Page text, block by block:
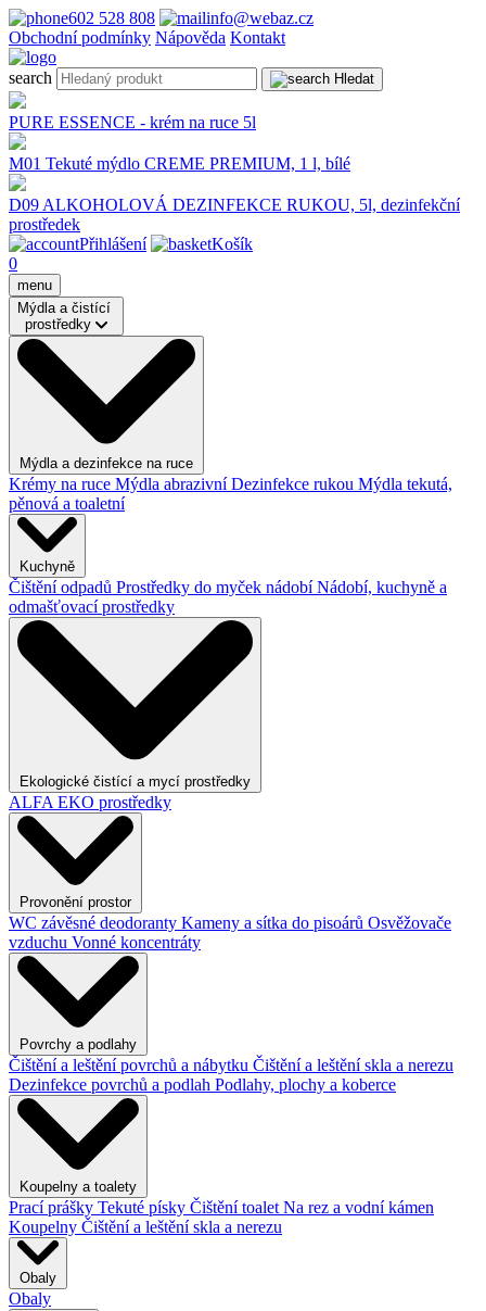
602 528 808
info@webaz.cz
Obchodní podmínky Nápověda Kontakt
search Hledat
PURE ESSENCE - krém na ruce 5l
M01 Tekuté mýdlo CREME PREMIUM, 1 l, bílé
D09 ALKOHOLOVÁ DEZINFEKCE RUKOU, 5l, dezinfekční
prostředek
Přihlášení
Košík
0
menu
Mýdla a čistící
prostředky
Mýdla a dezinfekce na ruce
Krémy na ruce Mýdla abrazivníDezinfekce rukou Mýdla tekutá,
pěnová a toaletní
Kuchyně
Čištění odpadů Prostředky do myček nádobíNádobí, kuchyně a
odmašťovací prostředky
Ekologické čistící a mycí prostředky
ALFA EKO prostředky
Provonění prostor
WC závěsné deodoranty Kameny a sítka do pisoárů Osvěžovače
vzduchu Vonné koncentráty
Povrchy a podlahy
Čištění a leštění povrchů a nábytku Čištění a leštění skla a nerezu
Dezinfekce povrchů a podlah Podlahy, plochy a koberce
Koupelny a toalety
Prací prášky Tekuté písky Čištění toalet Na rez a vodní kámen
Koupelny Čištění a leštění skla a nerezu
Obaly
Obaly